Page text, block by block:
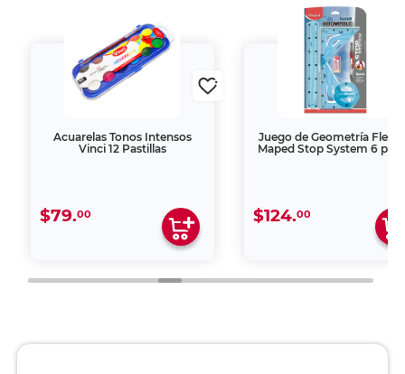
Acuarelas Tonos Intensos
Vinci 12 Pastillas
$79.00
Juego de Geometría
Maped Stop System 6
$124.00